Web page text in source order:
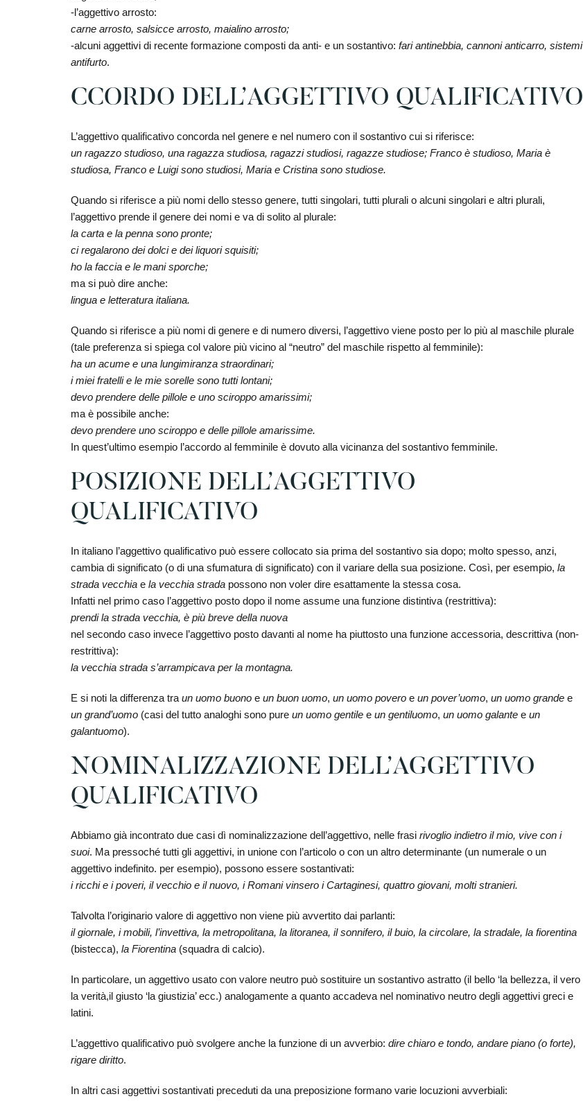
-l’aggettivo arrosto:
carne arrosto, salsicce arrosto, maialino arrosto;
-alcuni aggettivi di recente formazione composti da anti- e un sostantivo: fari antinebbia, cannoni anticarro, sistemi
antifurto.
CCORDO DELL’AGGETTIVO QUALIFICATIVO
L’aggettivo qualificativo concorda nel genere e nel numero con il sostantivo cui si riferisce:
un ragazzo studioso, una ragazza studiosa, ragazzi studiosi, ragazze studiose; Franco è studioso, Maria è
studiosa, Franco e Luigi sono studiosi, Maria e Cristina sono studiose.
Quando si riferisce a più nomi dello stesso genere, tutti singolari, tutti plurali o alcuni singolari e altri plurali,
l’aggettivo prende il genere dei nomi e va di solito al plurale:
la carta e la penna sono pronte;
ci regalarono dei dolci e dei liquori squisiti;
ho la faccia e le mani sporche;
ma si può dire anche:
lingua e letteratura italiana.
Quando si riferisce a più nomi di genere e di numero diversi, l’aggettivo viene posto per lo più al maschile plurale
(tale preferenza si spiega col valore più vicino al “neutro” del maschile rispetto al femminile):
ha un acume e una lungimiranza straordinari;
i miei fratelli e le mie sorelle sono tutti lontani;
devo prendere delle pillole e uno sciroppo amarissimi;
ma è possibile anche:
devo prendere uno sciroppo e delle pillole amarissime.
In quest’ultimo esempio l’accordo al femminile è dovuto alla vicinanza del sostantivo femminile.
POSIZIONE DELL’AGGETTIVO
QUALIFICATIVO
In italiano l’aggettivo qualificativo può essere collocato sia prima del sostantivo sia dopo; molto spesso, anzi,
cambia di significato (o di una sfumatura di significato) con il variare della sua posizione. Così, per esempio, la
strada vecchia e la vecchia strada possono non voler dire esattamente la stessa cosa.
Infatti nel primo caso l’aggettivo posto dopo il nome assume una funzione distintiva (restrittiva):
prendi la strada vecchia, è più breve della nuova
nel secondo caso invece l’aggettivo posto davanti al nome ha piuttosto una funzione accessoria, descrittiva (non-
restrittiva):
la vecchia strada s’arrampicava per la montagna.
E si noti la differenza tra un uomo buono e un buon uomo, un uomo povero e un pover’uomo, un uomo grande e
un grand’uomo (casi del tutto analoghi sono pure un uomo gentile e un gentiluomo, un uomo galante e un
galantuomo).
NOMINALIZZAZIONE DELL’AGGETTIVO
QUALIFICATIVO
Abbiamo già incontrato due casi dì nominalizzazione dell’aggettivo, nelle frasi rivoglio indietro il mio, vive con i
suoi. Ma pressoché tutti gli aggettivi, in unione con l’articolo o con un altro determinante (un numerale o un
aggettivo indefinito. per esempio), possono essere sostantivati:
i ricchi e i poveri, il vecchio e il nuovo, i Romani vinsero i Cartaginesi, quattro giovani, molti stranieri.
Talvolta l’originario valore di aggettivo non viene più avvertito dai parlanti:
il giornale, i mobili, l’invettiva, la metropolitana, la litoranea, il sonnifero, il buio, la circolare, la stradale, la fiorentina
(bistecca), la Fiorentina (squadra di calcio).
In particolare, un aggettivo usato con valore neutro può sostituire un sostantivo astratto (il bello ‘la bellezza, il vero
la verità,il giusto ‘la giustizia’ ecc.) analogamente a quanto accadeva nel nominativo neutro degli aggettivi greci e
latini.
L’aggettivo qualificativo può svolgere anche la funzione di un avverbio: dire chiaro e tondo, andare piano (o forte),
rigare diritto.
In altri casi aggettivi sostantivati preceduti da una preposizione formano varie locuzioni avverbiali: